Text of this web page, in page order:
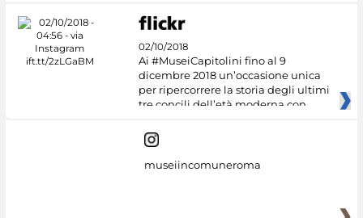
02/10/2018
Ai #MuseiCapitolini fino al 9
dicembre 2018 un’occasione unica
per ripercorrere la storia degli ultimi
tre concili dell’età moderna con
museiincomuneroma